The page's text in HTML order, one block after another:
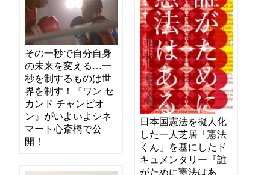
その一秒で自分自身
の未来を変える…一
秒を制するものは世
界を制す！『ワン セ
カンド チャンピオ
ン』がいよいよシネ
マート心斎橋で公
開！
日本国憲法を擬人化
した一人芝居「憲法
くん」を基にしたド
キュメンタリー『誰
がために憲法はあ